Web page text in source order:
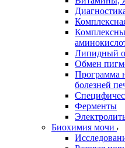
Липидный
Обмен
Программа
болезней
Ферменты
Биохимия мочи